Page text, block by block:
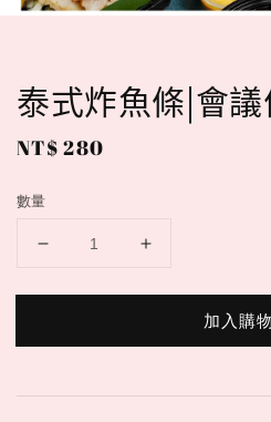
泰式炸魚條|會
Regular
NT$ 280
數量
加入購